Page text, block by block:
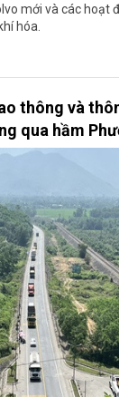
mới và các hoạt
hóa.
thông và
qua hầm